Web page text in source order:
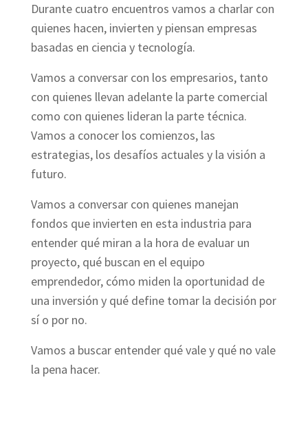
Durante cuatro encuentros vamos a charlar con
quienes hacen, invierten y piensan empresas
basadas en ciencia y tecnología.
Vamos a conversar con los empresarios, tanto
con quienes llevan adelante la parte comercial
como con quienes lideran la parte técnica.
Vamos a conocer los comienzos, las
estrategias, los desafíos actuales y la visión a
futuro.
Vamos a conversar con quienes manejan
fondos que invierten en esta industria para
entender qué miran a la hora de evaluar un
proyecto, qué buscan en el equipo
emprendedor, cómo miden la oportunidad de
una inversión y qué define tomar la decisión por
sí o por no.
Vamos a buscar entender qué vale y qué no vale
la pena hacer.